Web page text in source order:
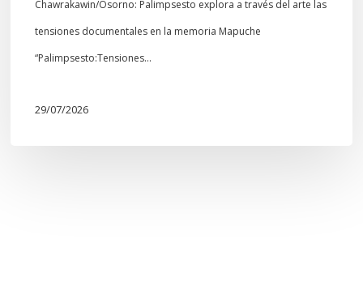
Chawrakawin/Osorno: Palimpsesto explora a través del arte las
tensiones documentales en la memoria Mapuche
“Palimpsesto:Tensiones…
29/07/2026